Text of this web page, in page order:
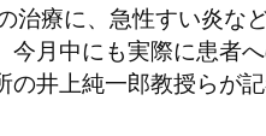
療に、急性すい炎な
月中にも実際に患者
井上純一郎教授らが